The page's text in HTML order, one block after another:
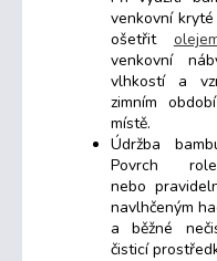
venkovní
ošetřit
venkovní
vlhkostí a
zimním
místě.
Údržba
Povrch
nebo
navlhčeným
a běžné
čisticí